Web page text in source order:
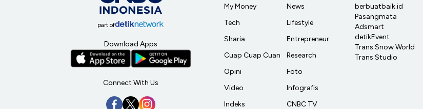
part of
Download Apps
Connect With Us
My Money
Tech
Sharia
Cuap Cuap Cuan
Opini
Video
Indeks
News
Lifestyle
Entrepreneur
Research
Foto
Infografis
CNBC TV
berbuatbaik.id
Pasangmata
Adsmart
detikEvent
Trans Snow World
Trans Studio